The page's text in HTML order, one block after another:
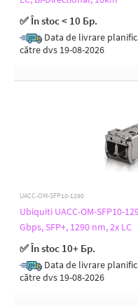
✅ În stoc < 10 Бр.
Data de livrare
către dvs 19-08-2026
UACC-OM-SFP10-1290
Ubiquiti UACC-OM-SFP10-
Gbps, SFP+, 1290 nm, 2x LC
✅ În stoc 10+ Бр.
Data de livrare
către dvs 19-08-2026